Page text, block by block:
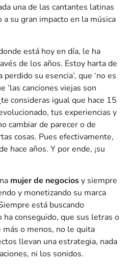
una de las cantantes latinas
su gran impacto en la música
está hoy en día, le ha
de los años. Estoy harta de
perdido su esencia’, que ‘no es
‘las canciones viejas son
consideras igual que hace 15
tus experiencias y
cambiar de parecer o de
cosas. Pues efectivamente,
hace años. Y por ende, ¡su
mujer de negociosy siempre
y monetizando su marca
está buscando
conseguido, que sus letras o
o menos, no le quita
llevan una estrategia, nada
ni los sonidos.